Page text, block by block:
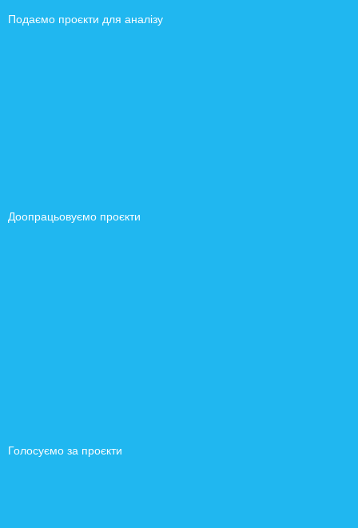
Подаємо проєкти для аналізу
Доопрацьовуємо проєкти
Голосуємо за проєкти